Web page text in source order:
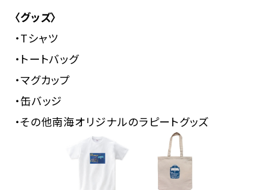
〈グッズ〉
・Tシャツ
・トートバッグ
・マグカップ
・缶バッジ
・その他南海オリジナルのラピートグッズ